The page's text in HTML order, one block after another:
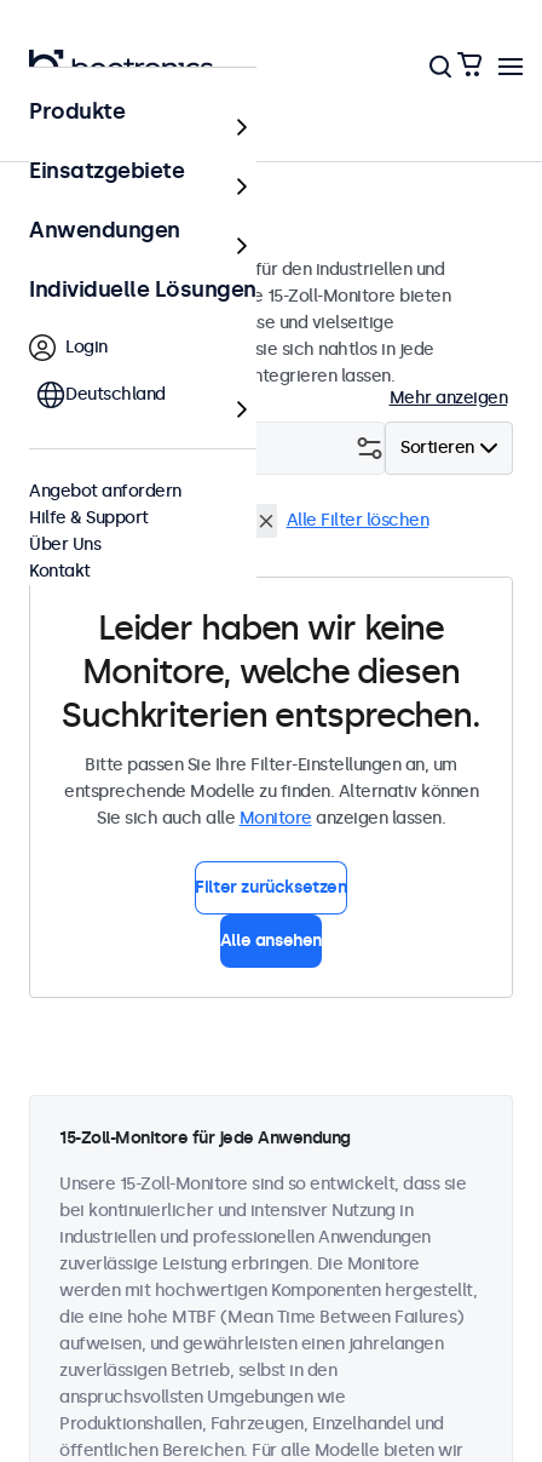
Monitore
15 Zoll Monitore
15-Zoll-Monitore, entwickelt für den industriellen und
professionellen Einsatz. Diese 15-Zoll-Monitore bieten
verschiedene Videoanschlüsse und vielseitige
Montageoptionen, wodurch sie sich nahtlos in jede
Anwendung und Umgebung integrieren lassen.
Mehr anzeigen
Sortieren
Filtern (0)
15 Zoll Monitore Alle Filter löschen
Leider haben wir keine
Monitore, welche diesen
Suchkriterien entsprechen.
Bitte passen Sie Ihre Filter-Einstellungen an, um
entsprechende Modelle zu finden. Alternativ können
Sie sich auch alle Monitore anzeigen lassen.
Filter zurücksetzen
Alle ansehen
15-Zoll-Monitore für jede Anwendung
Unsere 15-Zoll-Monitore sind so entwickelt, dass sie
bei kontinuierlicher und intensiver Nutzung in
industriellen und professionellen Anwendungen
zuverlässige Leistung erbringen. Die Monitore
werden mit hochwertigen Komponenten hergestellt,
die eine hohe MTBF (Mean Time Between Failures)
aufweisen, und gewährleisten einen jahrelangen
zuverlässigen Betrieb, selbst in den
anspruchsvollsten Umgebungen wie
Produktionshallen, Fahrzeugen, Einzelhandel und
öffentlichen Bereichen. Für alle Modelle bieten wir
Produkte
Einsatzgebiete
Anwendungen
Individuelle Lösungen
Login
Deutschland
Angebot anfordern
Hilfe & Support
Über Uns
Kontakt